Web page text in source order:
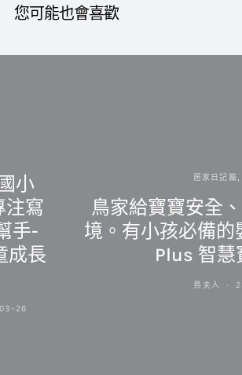
您可能也會喜歡
小
注寫
手-
成長
26
居家日記篇
鳥家給寶寶安全
境。有小孩必備的
Plus 智慧
鳥夫人